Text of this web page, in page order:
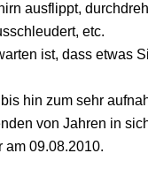
ausflippt,
etc.
ist, dass etwas
hin zum sehr
von Jahren in
am 09.08.2010.